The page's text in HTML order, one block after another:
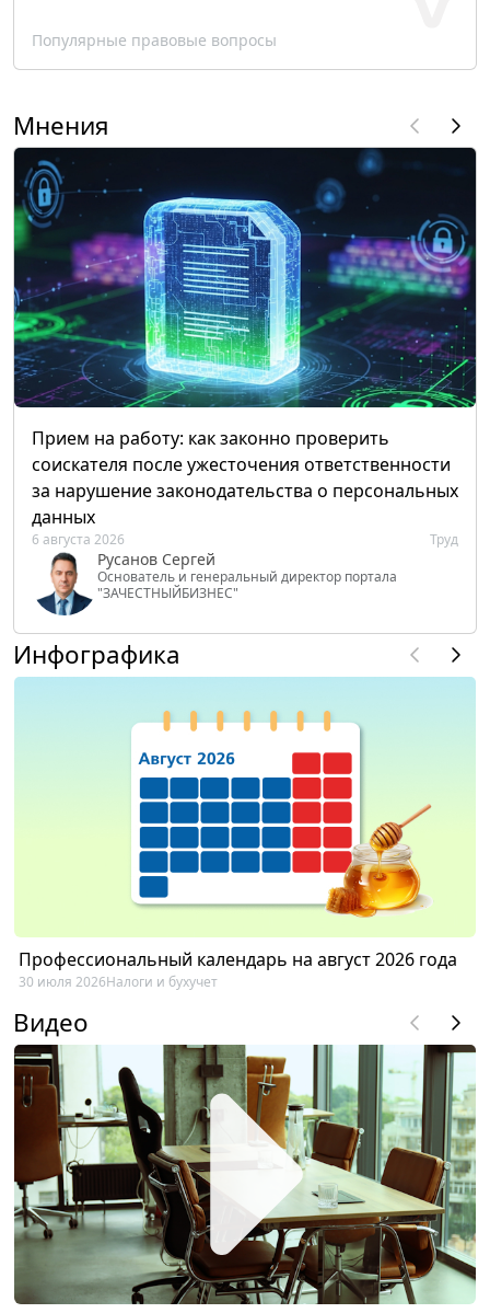
Популярные правовые вопросы
Мнения
Прием на работу: как законно проверить
соискателя после ужесточения ответственности
за нарушение законодательства о персональных
данных
6 августа 2026 Труд
Русанов Сергей
Основатель и генеральный директор портала
"ЗАЧЕСТНЫЙБИЗНЕС"
Инфографика
Профессиональный календарь на август 2026 года
30 июля 2026Налоги и бухучет
Видео